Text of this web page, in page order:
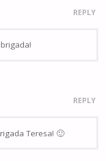
REPLY
REPLY
Teresa! 🙂